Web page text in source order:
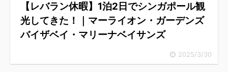
【レバラン休暇】1泊2日でシンガポール観
光してきた！｜マーライオン・ガーデンズ
バイザベイ・マリーナベイサンズ
2025/3/30